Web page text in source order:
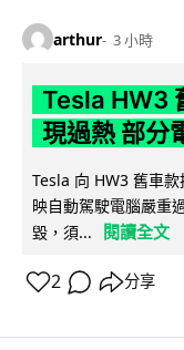
arthur 3 小時
Tesla HW3
現過熱 部分
Tesla 向 HW3 舊車
映自動駕駛電腦嚴重
毀，須...
閱讀全文
2 分享